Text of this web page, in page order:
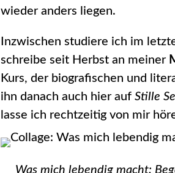
wieder anders liegen.
Inzwischen studiere ich im
schreibe seit Herbst an meiner
Kurs, der biografischen und
ihn danach auch hier aufStille
lasse ich rechtzeitig von mir
Was mich lebendig macht: